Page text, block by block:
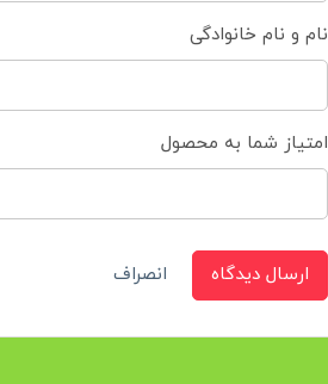
نام و نام خانوادگی
امتیاز شما به محصول
ارسال دیدگاه انصراف